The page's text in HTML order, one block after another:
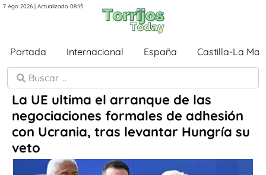
7 Ago 2026 | Actualizado 08:15
Portada Internacional España Castilla-La
La UE ultima el arranque de las
negociaciones formales de adhesión
con Ucrania, tras levantar Hungría su
veto